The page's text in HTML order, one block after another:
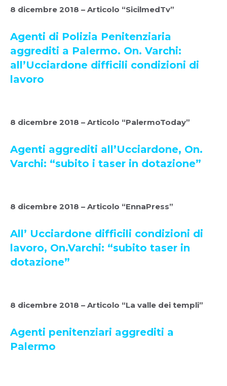
8 dicembre 2018 – Articolo “SicilmedTv”
Agenti di Polizia Penitenziaria
aggrediti a Palermo. On. Varchi:
all’Ucciardone difficili condizioni di
lavoro
8 dicembre 2018 – Articolo “PalermoToday”
Agenti aggrediti all’Ucciardone, On.
Varchi: “subito i taser in dotazione”
8 dicembre 2018 – Articolo “EnnaPress”
All’ Ucciardone difficili condizioni di
lavoro, On.Varchi: “subito taser in
dotazione”
8 dicembre 2018 – Articolo “La valle dei templi”
Agenti penitenziari aggrediti a
Palermo